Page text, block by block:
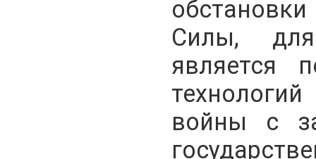
Силы,
является
войны с